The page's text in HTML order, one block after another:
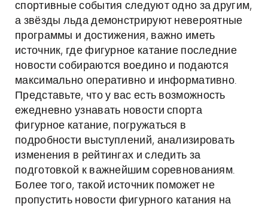
спортивные события следуют одно за другим,
а звёзды льда демонстрируют невероятные
программы и достижения, важно иметь
источник, где фигурное катание последние
новости собираются воедино и подаются
максимально оперативно и информативно.
Представьте, что у вас есть возможность
ежедневно узнавать новости спорта
фигурное катание, погружаться в
подробности выступлений, анализировать
изменения в рейтингах и следить за
подготовкой к важнейшим соревнованиям.
Более того, такой источник поможет не
пропустить новости фигурного катания на